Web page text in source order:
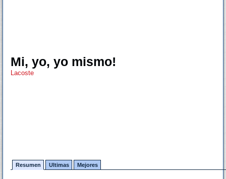
Mi, yo, yo mismo!
Lacoste
Resumen Ultimas Mejores